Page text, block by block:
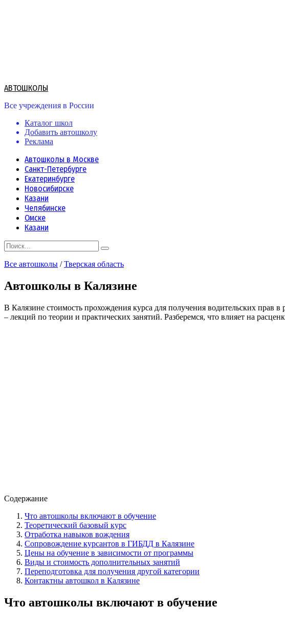
АВТОШКОЛЫ
Все учреждения в России
Каталог школ
Добавить автошколу
Реклама
Автошколы в Москве
Санкт-Петербурге
Екатеринбурге
Новосибирске
Казани
Челябинске
Омске
Казани
Search
for:
Все автошколы /Тверская область
Автошколы в Калязине
В Калязине стоимость прохождения курса для получения водительских прав
– лекций по теории и практических занятий. Разберемся, что влияет на
Содержание
Что автошколы включают в обучение
Теоретический базовый курс
Отработка навыков вождения
Сопровождение курсантов в ГИБДД в Калязине
Цены на обучение в зависимости от программы
Виды и стоимость дополнительных занятий
Переподготовка для получения другой категории
Контактны автошкол в Калязине
Что автошколы включают в обучение